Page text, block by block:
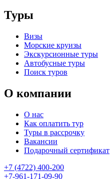
Туры
Визы
Морские круизы
Экскурсионные туры
Автобусные туры
Поиск туров
О компании
О нас
Как оплатить тур
Туры в рассрочку
Вакансии
Подарочный сертификат
+7 (4722) 400-200
+7-961-171-09-90